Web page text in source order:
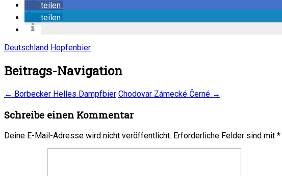
teilen
teilen
Deutschland Hopfenbier
Beitrags-Navigation
← Borbecker Helles Dampfbier Chodovar Zámecké Černé →
Schreibe einen Kommentar
Deine E-Mail-Adresse wird nicht veröffentlicht. Erforderliche Felder sind mit *